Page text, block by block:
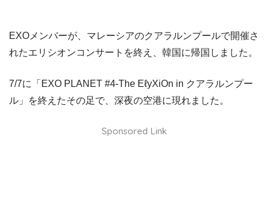
EXOメンバーが、マレーシアのクアラルンプールで開催さ
れたエリシオンコンサートを終え、韓国に帰国しました。
7/7に「EXO PLANET #4-The EℓyXiOn in クアラルンプー
ル」を終えたその足で、深夜の空港に現れました。
Sponsored Link